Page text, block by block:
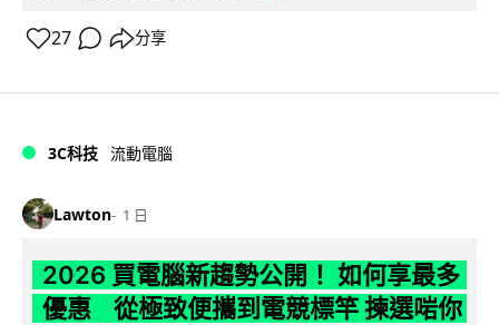
27 分享
3C科技 流動電腦
Lawton 1 日
2026 買電腦新趨勢公開！ 如何享最多
優惠 從極致便攜到電競標竿 揀選啱你